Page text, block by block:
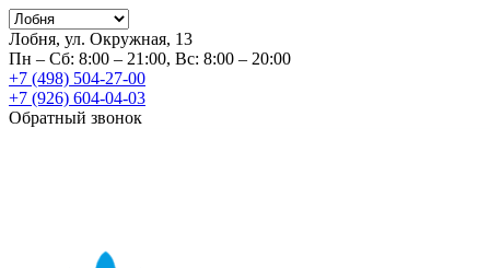
Лобня, ул. Окружная, 13
Пн – Сб: 8:00 – 21:00, Вс: 8:00 – 20:00
+7 (498) 504-27-00
+7 (926) 604-04-03
Обратный звонок